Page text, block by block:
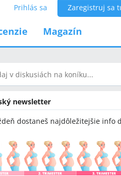
Prihlás sa Zaregistruj sa
Magazín
newsletter
dostaneš najdôležitejšie info